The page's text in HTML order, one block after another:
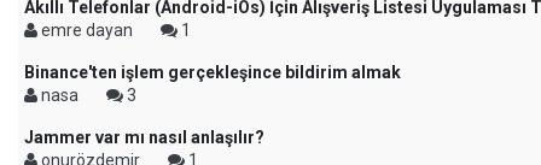
Akıllı Telefonlar (Android-iOs) İçin Alışveriş Listesi Uygulaması
emre dayan
1
Binance'ten işlem gerçekleşince bildirim almak
nasa
3
Jammer var mı nasıl anlaşılır?
onurözdemir
1